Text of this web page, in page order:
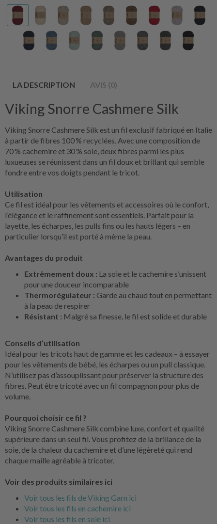
LA DESCRIPTION AVIS (0)
Viking Snorre Cashmere Silk
Viking Snorre Cashmere Silk est un fil exclusif fabriqué en Italie
à partir de fibres 100 % recyclées. Avec une composition de
70 % cachemire et 30 % soie, deux fibres parmi les plus
luxueuses se réunissent dans un fil doux et brillant qui semble
fondre entre vos doigts pendant le tricot.
Utilisation
Ce fil est idéal pour les vêtements et accessoires où le confort,
l’élégance et le raffinement sont essentiels. Parfait pour la
layette, les écharpes, les pulls fins ou les hauts légers – en
particulier lorsqu’il est porté à même la peau.
Avantages du produit
Extrêmement doux : La soie et le cachemire s’unissent
pour une douceur incomparable
Thermorégulateur : Garde au chaud tout en permettant
à la peau de respirer
Résistant : Malgré sa finesse, le fil est solide et durable
Conseils d’utilisation
Idéal pour les tricots haut de gamme et les cadeaux – à essayer
pour les vêtements de bébé, les écharpes ou un pull classique.
N’utilisez pas d’assouplissant pour préserver la structure des
fibres. Peut être tricoté avec un fil compagnon pour plus de
volume.
Pourquoi choisir ce fil ?
Viking Snorre Cashmere Silk combine luxe, confort et qualité
supérieure dans un seul fil. Vous profitez de la brillance de la
soie, de la chaleur du cachemire et d’une légèreté qui rend
chaque maille agréable à tricoter.
Voir des produits similaires ici
Voir tous les fils de Viking Garn ici
Voir tous les fils en cachemire ici
Voir tous les fils en soie ici